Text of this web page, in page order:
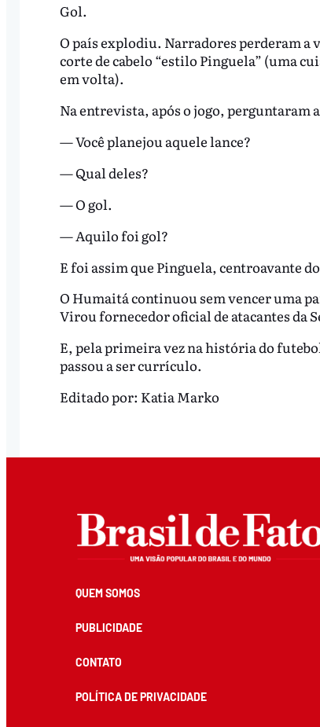
Gol.
O país explodiu. Narradores perderam a
corte de cabelo “estilo Pinguela” (uma
em volta).
Na entrevista, após o jogo, perguntaram
— Você planejou aquele lance?
— Qual deles?
— O gol.
— Aquilo foi gol?
E foi assim que Pinguela, centroavante
O Humaitá continuou sem vencer uma
Virou fornecedor oficial de atacantes da
E, pela primeira vez na história do
passou a ser currículo.
Editado por: Katia Marko
QUEM SOMOS
PUBLICIDADE
CONTATO
POLÍTICA DE PRIVACIDADE